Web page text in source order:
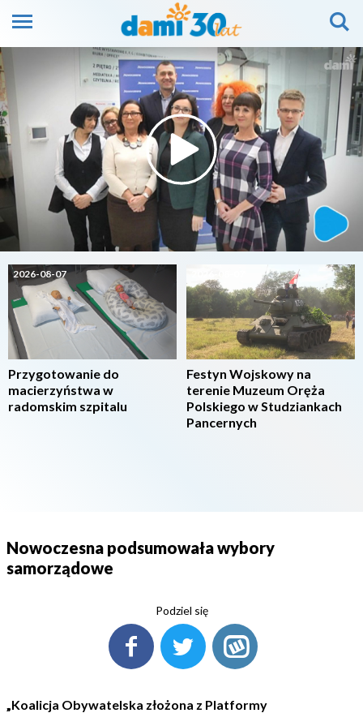
2026-08-07
Przygotowanie do
macierzyństwa w
radomskim szpitalu
Festyn Wojskowy na
terenie Muzeum Oręża
Polskiego w Studziankach
Pancernych
Nowoczesna podsumowała wybory
samorządowe
Podziel się
„Koalicja Obywatelska złożona z Platformy